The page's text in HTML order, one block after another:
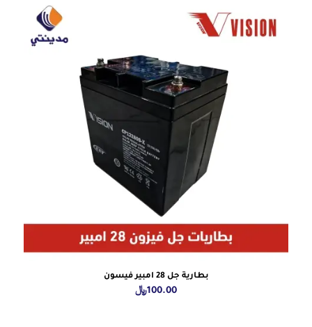
بطارية جل 28 امبير فيسون
100.00﷼